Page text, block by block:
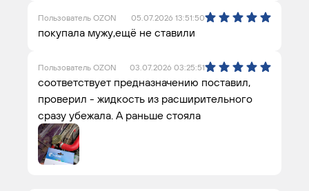
Пользователь OZON 05.07.2026 13:51:50
покупала мужу,ещё не ставили
Пользователь OZON 03.07.2026 03:25:51
соответствует предназначению поставил,
проверил - жидкость из расширительного
сразу убежала. А раньше стояла